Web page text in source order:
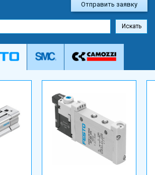
Искать
Отправить заявку